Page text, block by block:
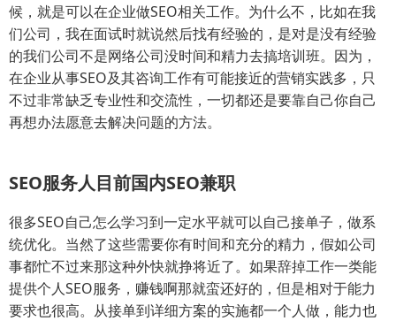
候，就是可以在企业做SEO相关工作。为什么不，比如在我
们公司，我在面试时就说然后找有经验的，是对是没有经验
的我们公司不是网络公司没时间和精力去搞培训班。因为，
在企业从事SEO及其咨询工作有可能接近的营销实践多，只
不过非常缺乏专业性和交流性，一切都还是要靠自己你自己
再想办法愿意去解决问题的方法。
SEO服务人目前国内SEO兼职
很多SEO自己怎么学习到一定水平就可以自己接单子，做系
统优化。当然了这些需要你有时间和充分的精力，假如公司
事都忙不过来那这种外快就挣将近了。如果辞掉工作一类能
提供个人SEO服务，赚钱啊那就蛮还好的，但是相对于能力
要求也很高。从接单到详细方案的实施都一个人做，能力也